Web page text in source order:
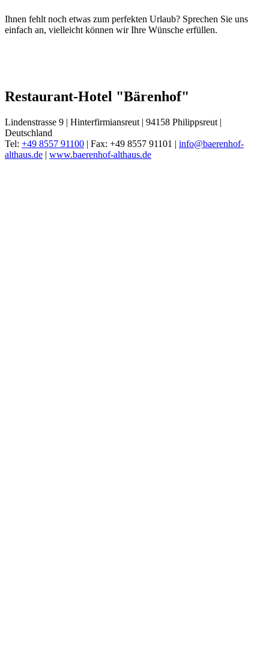
Ihnen fehlt noch etwas zum perfekten Urlaub? Sprechen Sie uns
einfach an, vielleicht können wir Ihre Wünsche erfüllen.
Restaurant-Hotel "Bärenhof"
Lindenstrasse 9 | Hinterfirmiansreut | 94158 Philippsreut |
Deutschland
Tel: +49 8557 91100 | Fax: +49 8557 91101 | info@baerenhof-
althaus.de | www.baerenhof-althaus.de